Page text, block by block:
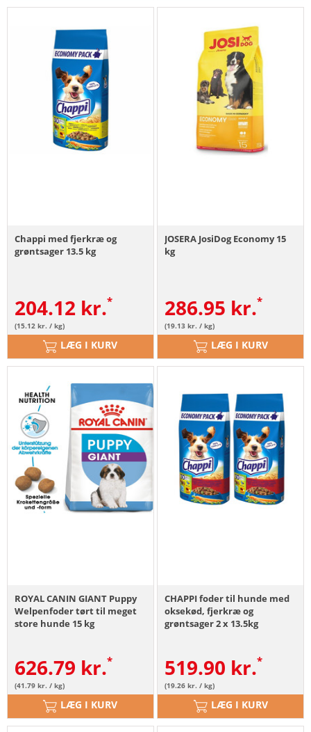
Chappi med fjerkræ og
grøntsager 13.5 kg
204.12 kr.
(15.12 kr. / kg)
LÆG I KURV
JOSERA JosiDog Economy 15
kg
286.95 kr.
(19.13 kr. / kg)
LÆG I KURV
ROYAL CANIN GIANT Puppy
Welpenfoder tørt til meget
store hunde 15 kg
626.79 kr.
(41.79 kr. / kg)
LÆG I KURV
CHAPPI foder til hunde med
oksekød, fjerkræ og
grøntsager 2 x 13.5kg
519.90 kr.
(19.26 kr. / kg)
LÆG I KURV